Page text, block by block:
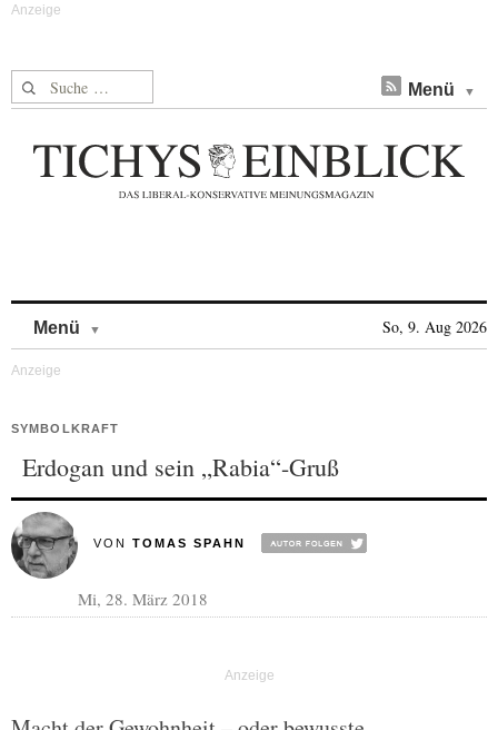
Suche nach: Menü
Menü So, 9. Aug 2026
SYMBOLKRAFT
Erdogan und sein „Rabia“-Gruß
VON TOMAS SPAHN
Mi, 28. März 2018